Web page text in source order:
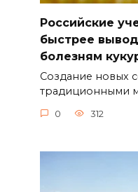
Российские
быстрее
болезням
Создание новых
традиционными
0 312